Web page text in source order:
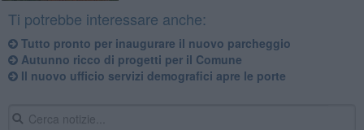
Ti potrebbe interessare anche:
Tutto pronto per inaugurare il nuovo parcheggio
Autunno ricco di progetti per il Comune
Il nuovo ufficio servizi demografici apre le porte